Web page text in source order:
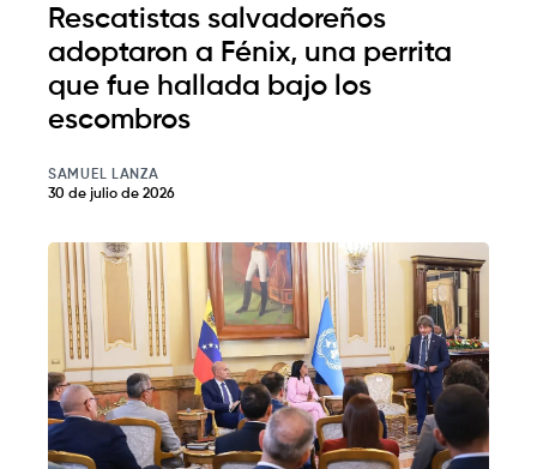
Rescatistas salvadoreños
adoptaron a Fénix, una perrita
que fue hallada bajo los
escombros
SAMUEL LANZA
30 de julio de 2026